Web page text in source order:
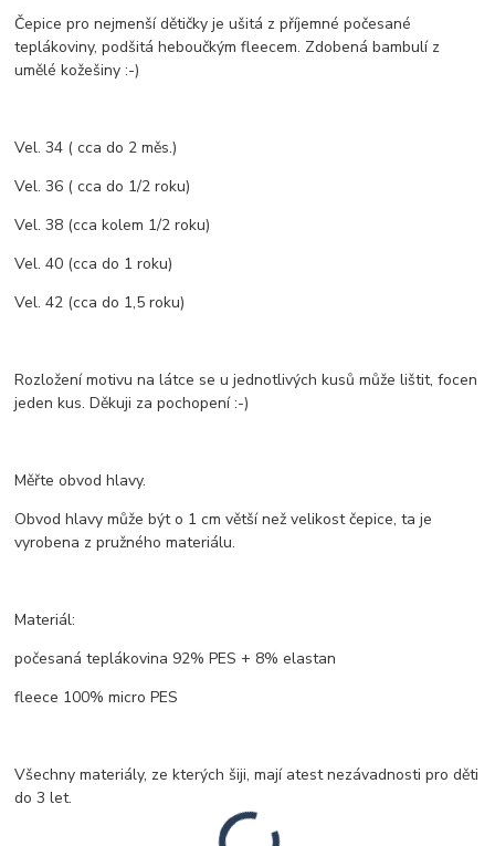
Čepice pro nejmenší dětičky je ušitá z příjemné počesané
teplákoviny, podšitá heboučkým fleecem. Zdobená bambulí z
umělé kožešiny :-)
Vel. 34 ( cca do 2 měs.)
Vel. 36 ( cca do 1/2 roku)
Vel. 38 (cca kolem 1/2 roku)
Vel. 40 (cca do 1 roku)
Vel. 42 (cca do 1,5 roku)
Rozložení motivu na látce se u jednotlivých kusů může lištit, focen
jeden kus. Děkuji za pochopení :-)
Měřte obvod hlavy.
Obvod hlavy může být o 1 cm větší než velikost čepice, ta je
vyrobena z pružného materiálu.
Materiál:
počesaná teplákovina 92% PES + 8% elastan
fleece 100% micro PES
Všechny materiály, ze kterých šiji, mají atest nezávadnosti pro děti
do 3 let.